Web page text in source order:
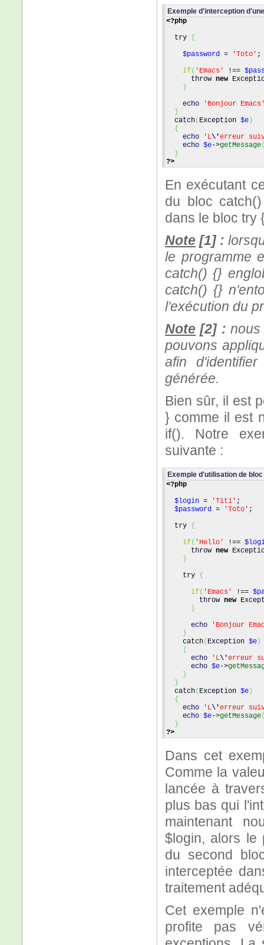
Exemple d'interception
<?php
  try
{
$password = 'Toto' ;
if( 'Emacs' !==
      throw
new
}
echo
'Bonjour
}
  catch
( Exception $e )
{
echo
'L\'erreur
echo $e->getMessage
}
?>
En exécutant
du bloc
dans le bloc try
Note [1] :
le programme
catch() {}
catch() {}
l'exécution du
Note [2] :
pouvons
afin
générée.
Bien sûr, il est
} comme il est
if(). Notre
suivante :
Exemple d'utilisation de
<?php
$login = 'Titi' ;
$password = 'Toto' ;
  try
{
if( 'Hello' !==
      throw
new
}
    try
{
if( 'Emacs' !==
        throw
new
}
echo
'Bonjour
}
    catch
( Exception $e )
{
echo
'L\'erreur
echo $e->
}
}
  catch
( Exception $e )
{
echo
'L\'erreur
echo $e->getMessage
}
?>
Dans cet
Comme la
lancée à
plus bas qui
maintenant
$login, alors le
du second
interceptée
traitement
Cet exemple
profite pas